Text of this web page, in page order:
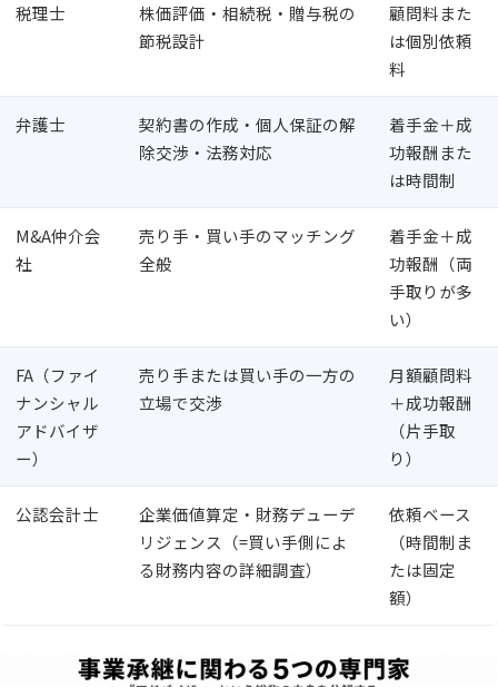
税理士
株価評価・相続税・贈与税の
節税設計
顧問料また
は個別依頼
料
弁護士
契約書の作成・個人保証の解
除交渉・法務対応
着手金＋成
功報酬また
は時間制
M&A仲介会
社
売り手・買い手のマッチング
全般
着手金＋成
功報酬（両
手取りが多
い）
FA（ファイ
ナンシャル
アドバイザ
ー）
売り手または買い手の一方の
立場で交渉
月額顧問料
＋成功報酬
（片手取
り）
公認会計士
企業価値算定・財務デューデ
リジェンス（=買い手側によ
る財務内容の詳細調査）
依頼ベース
（時間制ま
たは固定
額）